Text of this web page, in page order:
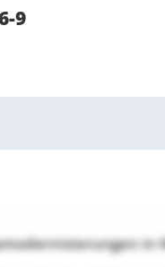
9
in